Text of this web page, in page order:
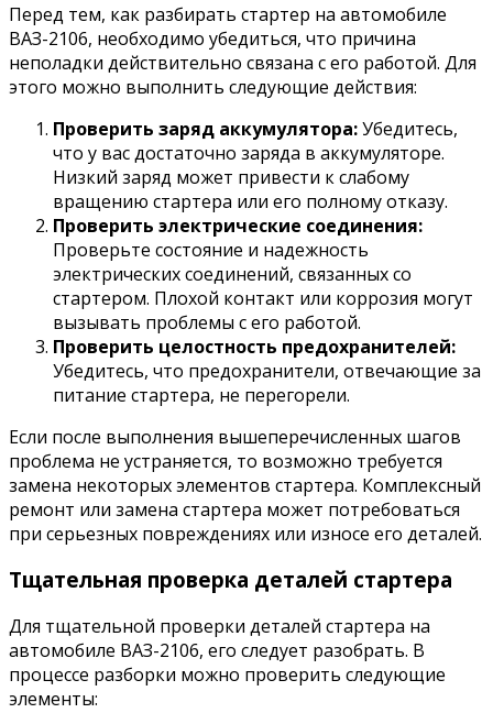
Перед тем, как разбирать стартер на автомобиле
ВАЗ-2106, необходимо убедиться, что причина
неполадки действительно связана с его работой. Для
этого можно выполнить следующие действия:
Проверить заряд аккумулятора:Убедитесь,
что у вас достаточно заряда в аккумуляторе.
Низкий заряд может привести к слабому
вращению стартера или его полному отказу.
Проверить электрические соединения:
Проверьте состояние и надежность
электрических соединений, связанных со
стартером. Плохой контакт или коррозия могут
вызывать проблемы с его работой.
Проверить целостность предохранителей:
Убедитесь, что предохранители, отвечающие за
питание стартера, не перегорели.
Если после выполнения вышеперечисленных шагов
проблема не устраняется, то возможно требуется
замена некоторых элементов стартера. Комплексный
ремонт или замена стартера может потребоваться
при серьезных повреждениях или износе его деталей.
Тщательная проверка деталей стартера
Для тщательной проверки деталей стартера на
автомобиле ВАЗ-2106, его следует разобрать. В
процессе разборки можно проверить следующие
элементы: